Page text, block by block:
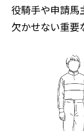
役騎手や申請馬
欠かせない重要